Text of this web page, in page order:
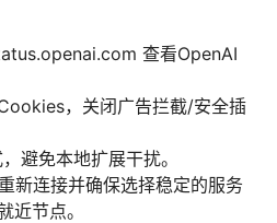
查看OpenAI
，关闭广告拦截/安全插
避免本地扩展干扰。
新连接并确保选择稳定的服务
近节点。